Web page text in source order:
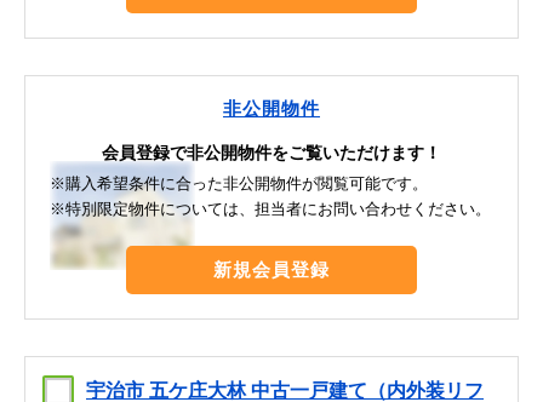
非公開物件
会員登録で非公開物件をご覧いただけます！
※購入希望条件に合った非公開物件が閲覧可能です。
※特別限定物件については、担当者にお問い合わせください。
新規会員登録
宇治市 五ケ庄大林 中古一戸建て（内外装リフ